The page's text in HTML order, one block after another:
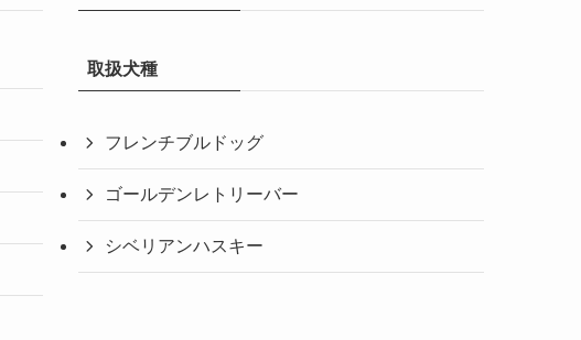
取扱犬種
フレンチブルドッグ
ゴールデンレトリーバー
シベリアンハスキー